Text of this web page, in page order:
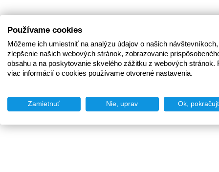
Používame cookies
Môžeme ich umiestniť na analýzu údajov o našich
zlepšenie našich webových stránok, zobrazovanie
obsahu a na poskytovanie skvelého zážitku z webových stránok.
viac informácií o cookies používame otvorené nastavenia.
Zamietnuť Nie, uprav Ok,